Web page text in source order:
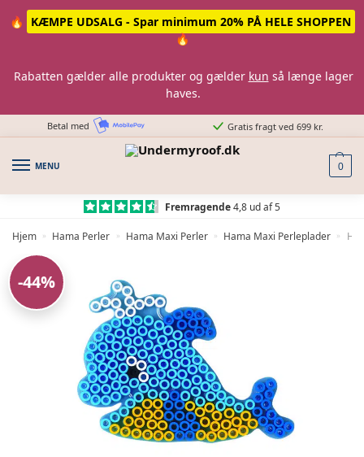
🔥
KÆMPE UDSALG - Spar minimum 20% PÅ HELE SHOPPEN
🔥
Rabatten gælder alle produkter og gælder kun så længe lager
haves.
Betal med Gratis fragt ved 699 kr.
MENU 0
Fremragende4,8 ud af 5
Hjem » Hama Perler » Hama Maxi Perler » Hama Maxi Perleplader »
-44%